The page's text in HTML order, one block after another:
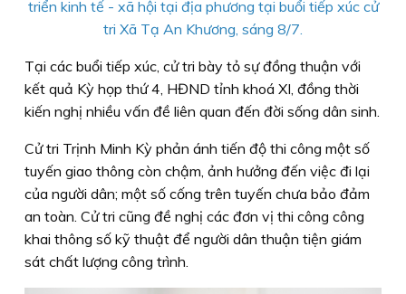
triển kinh tế - xã hội tại địa phương tại buổi tiếp xúc cử
tri Xã Tạ An Khương, sáng 8/7.
Tại các buổi tiếp xúc, cử tri bày tỏ sự đồng thuận với
kết quả Kỳ họp thứ 4, HĐND tỉnh khoá XI, đồng thời
kiến nghị nhiều vấn đề liên quan đến đời sống dân sinh.
Cử tri Trịnh Minh Kỳ phản ánh tiến độ thi công một số
tuyến giao thông còn chậm, ảnh hưởng đến việc đi lại
của người dân; một số cống trên tuyến chưa bảo đảm
an toàn. Cử tri cũng đề nghị các đơn vị thi công công
khai thông số kỹ thuật để người dân thuận tiện giám
sát chất lượng công trình.